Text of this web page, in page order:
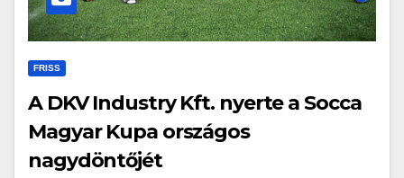
FRISS
A DKV Industry Kft. nyerte a Socca
Magyar Kupa országos
nagydöntőjét